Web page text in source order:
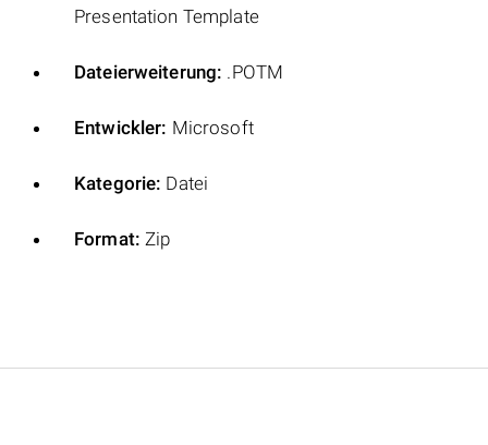
Presentation Template
Dateierweiterung: .POTM
Entwickler: Microsoft
Kategorie: Datei
Format: Zip